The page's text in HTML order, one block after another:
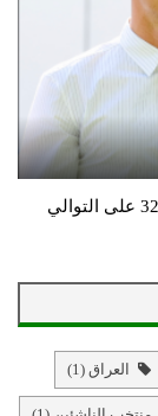
العراق (1)